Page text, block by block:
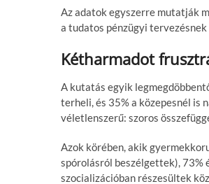
Az adatok egyszerre mutatják
a tudatos pénzügyi
Kétharmadot
A kutatás egyik
terheli, és 35% a közepesnél is
véletlenszerű: szoros
Azok körében, akik
spórolásról beszélgettek), 73%
szocializációban részesültek